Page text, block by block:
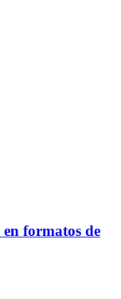
formatos de